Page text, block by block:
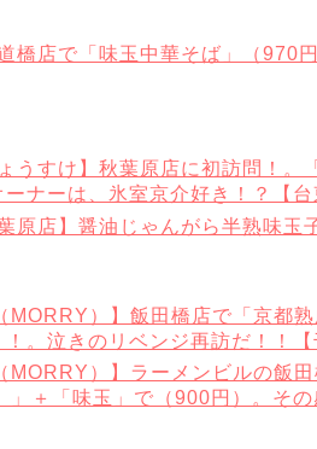
橋店で「味玉中華そば」（970
うすけ】秋葉原店に初訪問！。
ーナーは、氷室京介好き！？【台
原店】醤油じゃんがら半熟味玉
MORRY）】飯田橋店で「京都
！。泣きのリベンジ再訪だ！！【
MORRY）】ラーメンビルの飯
」＋「味玉」で（900円）。その